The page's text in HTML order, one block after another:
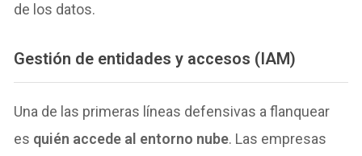
de los datos.
Gestión de entidades y accesos (IAM)
Una de las primeras líneas defensivas a flanquear
es quién accede al entorno nube. Las empresas